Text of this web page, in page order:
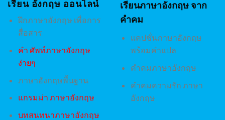
เรียน อังกฤษ ออนไลน์
ฝึกภาษาอังกฤษ เพื่อการ
สื่อสาร
คํา ศัพท์ภาษาอังกฤษ
ง่ายๆ
ภาษาอังกฤษพื้นฐาน
แกรมม่า ภาษาอังกฤษ
บทสนทนาภาษาอังกฤษ
เรียนภาษาอังกฤษ จาก
คำคม
แคปชั่นภาษาอังกฤษ
พร้อมคำแปล
คำคมภาษาอังกฤษ
คำคมความรัก ภาษา
อังกฤษ